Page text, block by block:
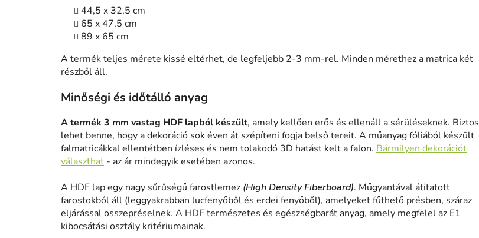
44,5 x 32,5 cm
65 x 47,5 cm
89 x 65 cm
A termék teljes mérete kissé eltérhet, de legfeljebb 2-3 mm-rel. Minden mérethez a matrica két
részből áll.
Minőségi és időtálló anyag
A termék 3 mm vastag HDF lapból készült, amely kellően erős és ellenáll a sérüléseknek. Biztos
lehet benne, hogy a dekoráció sok éven át szépíteni fogja belső tereit. A műanyag fóliából készült
falmatricákkal ellentétben ízléses és nem tolakodó 3D hatást kelt a falon. Bármilyen dekorációt
választhat - az ár mindegyik esetében azonos.
A HDF lap egy nagy sűrűségű farostlemez (High Density Fiberboard). Műgyantával átitatott
farostokból áll (leggyakrabban lucfenyőből és erdei fenyőből), amelyeket fűthető présben, száraz
eljárással összepréselnek. A HDF természetes és egészségbarát anyag, amely megfelel az E1
kibocsátási osztály kritériumainak.